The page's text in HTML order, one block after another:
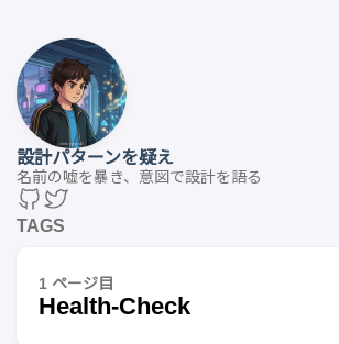
設計パターンを疑え
名前の嘘を暴き、意図で設計を語る
TAGS
1 ページ目
Health-Check